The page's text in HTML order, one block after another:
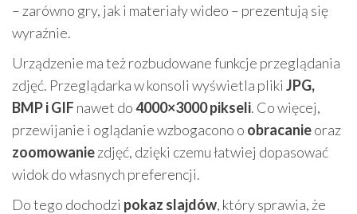
– zarówno gry, jak i materiały wideo – prezentują się
wyraźnie.
Urządzenie ma też rozbudowane funkcje przeglądania
zdjęć. Przeglądarka w konsoli wyświetla pliki JPG,
BMP i GIF nawet do4000×3000 pikseli. Co więcej,
przewijanie i oglądanie wzbogacono o obracanieoraz
zoomowaniezdjęć, dzięki czemu łatwiej dopasować
widok do własnych preferencji.
Do tego dochodzi pokaz slajdów, który sprawia, że